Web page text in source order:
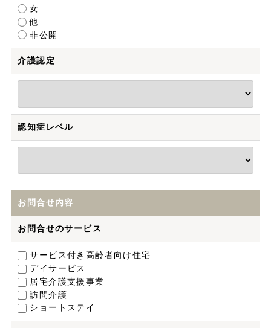
女
他
非公開
介護認定
認知症レベル
お問合せ内容
お問合せのサービス
サービス付き高齢者向け住宅
デイサービス
居宅介護支援事業
訪問介護
ショートステイ